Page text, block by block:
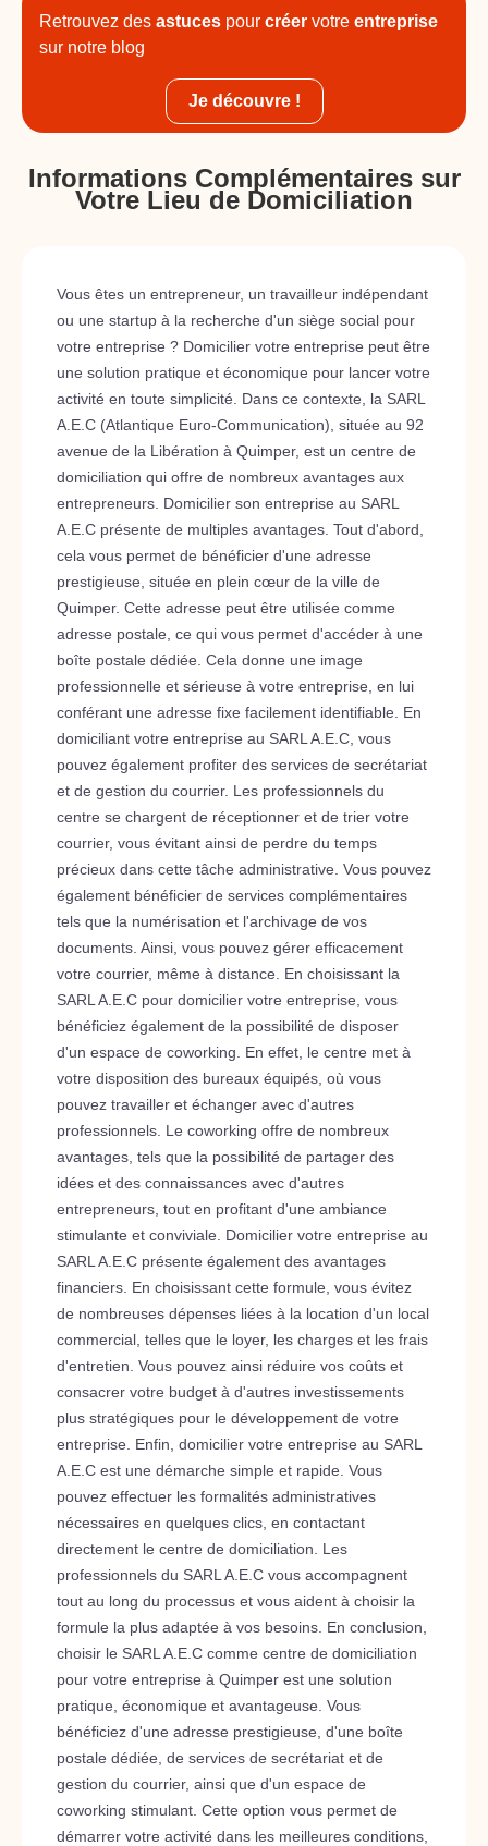
Retrouvez des astuces pour créer votre entreprise
sur notre blog
Je découvre !
Informations Complémentaires sur
Votre Lieu de Domiciliation
Vous êtes un entrepreneur, un travailleur indépendant
ou une startup à la recherche d'un siège social pour
votre entreprise ? Domicilier votre entreprise peut être
une solution pratique et économique pour lancer votre
activité en toute simplicité. Dans ce contexte, la SARL
A.E.C (Atlantique Euro-Communication), située au 92
avenue de la Libération à Quimper, est un centre de
domiciliation qui offre de nombreux avantages aux
entrepreneurs. Domicilier son entreprise au SARL
A.E.C présente de multiples avantages. Tout d'abord,
cela vous permet de bénéficier d'une adresse
prestigieuse, située en plein cœur de la ville de
Quimper. Cette adresse peut être utilisée comme
adresse postale, ce qui vous permet d'accéder à une
boîte postale dédiée. Cela donne une image
professionnelle et sérieuse à votre entreprise, en lui
conférant une adresse fixe facilement identifiable. En
domiciliant votre entreprise au SARL A.E.C, vous
pouvez également profiter des services de secrétariat
et de gestion du courrier. Les professionnels du
centre se chargent de réceptionner et de trier votre
courrier, vous évitant ainsi de perdre du temps
précieux dans cette tâche administrative. Vous pouvez
également bénéficier de services complémentaires
tels que la numérisation et l'archivage de vos
documents. Ainsi, vous pouvez gérer efficacement
votre courrier, même à distance. En choisissant la
SARL A.E.C pour domicilier votre entreprise, vous
bénéficiez également de la possibilité de disposer
d'un espace de coworking. En effet, le centre met à
votre disposition des bureaux équipés, où vous
pouvez travailler et échanger avec d'autres
professionnels. Le coworking offre de nombreux
avantages, tels que la possibilité de partager des
idées et des connaissances avec d'autres
entrepreneurs, tout en profitant d'une ambiance
stimulante et conviviale. Domicilier votre entreprise au
SARL A.E.C présente également des avantages
financiers. En choisissant cette formule, vous évitez
de nombreuses dépenses liées à la location d'un local
commercial, telles que le loyer, les charges et les frais
d'entretien. Vous pouvez ainsi réduire vos coûts et
consacrer votre budget à d'autres investissements
plus stratégiques pour le développement de votre
entreprise. Enfin, domicilier votre entreprise au SARL
A.E.C est une démarche simple et rapide. Vous
pouvez effectuer les formalités administratives
nécessaires en quelques clics, en contactant
directement le centre de domiciliation. Les
professionnels du SARL A.E.C vous accompagnent
tout au long du processus et vous aident à choisir la
formule la plus adaptée à vos besoins. En conclusion,
choisir le SARL A.E.C comme centre de domiciliation
pour votre entreprise à Quimper est une solution
pratique, économique et avantageuse. Vous
bénéficiez d'une adresse prestigieuse, d'une boîte
postale dédiée, de services de secrétariat et de
gestion du courrier, ainsi que d'un espace de
coworking stimulant. Cette option vous permet de
démarrer votre activité dans les meilleures conditions,